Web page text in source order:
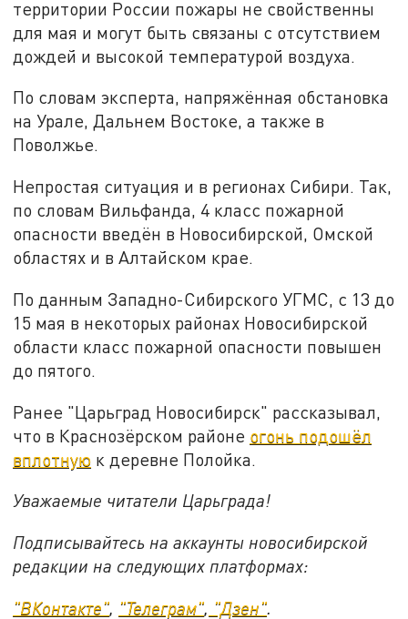
территории России пожары не свойственны
для мая и могут быть связаны с отсутствием
дождей и высокой температурой воздуха.
По словам эксперта, напряжённая обстановка
на Урале, Дальнем Востоке, а также в
Поволжье.
Непростая ситуация и в регионах Сибири. Так,
по словам Вильфанда, 4 класс пожарной
опасности введён в Новосибирской, Омской
областях и в Алтайском крае.
По данным Западно-Сибирского УГМС, с 13 до
15 мая в некоторых районах Новосибирской
области класс пожарной опасности повышен
до пятого.
Ранее "Царьград Новосибирск" рассказывал,
что в Краснозёрском районе огонь подошёл
вплотную к деревне Полойка.
Уважаемые читатели Царьграда!
Подписывайтесь на аккаунты новосибирской
редакции на следующих платформах:
"ВКонтакте" "Телеграм" "Дзен"